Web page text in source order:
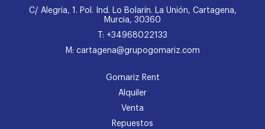
C/ Alegría, 1. Pol. Ind. Lo Bolarín. La Unión, Cartagena,
Murcia, 30360
T: +34968022133
M: cartagena@grupogomariz.com
Gomariz Rent
Alquiler
Venta
Repuestos